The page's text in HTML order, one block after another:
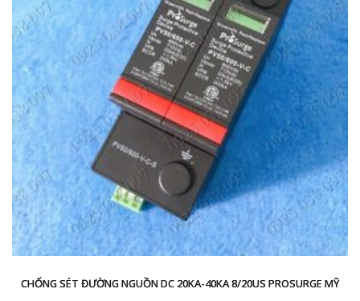
CHỐNG SÉT ĐƯỜNG NGUỒN DC 20KA-40KA 8/20US PROSURGE MỸ